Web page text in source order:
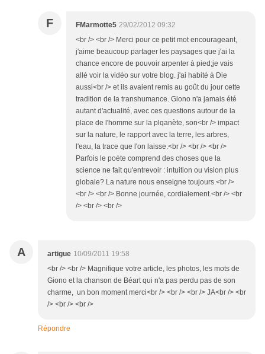
F FMarmotte5 29/02/2012 09:32
<br /> <br /> Merci pour ce petit mot encourageant,
j'aime beaucoup partager les paysages que j'ai la
chance encore de pouvoir arpenter à pied;je vais
allé voir la vidéo sur votre blog. j'ai habité à Die
aussi<br /> et ils avaient remis au goût du jour cette
tradition de la transhumance. Giono n'a jamais été
autant d'actualité, avec ces questions autour de la
place de l'homme sur la plqanète, son<br /> impact
sur la nature, le rapport avec la terre, les arbres,
l'eau, la trace que l'on laisse.<br /> <br /> <br />
Parfois le poète comprend des choses que la
science ne fait qu'entrevoir : intuition ou vision plus
globale? La nature nous enseigne toujours.<br />
<br /> <br /> Bonne journée, cordialement.<br /> <br
/> <br /> <br />
A artigue 10/09/2011 19:58
<br /> <br /> Magnifique votre article, les photos, les mots de
Giono et la chanson de Béart qui n'a pas perdu pas de son
charme, un bon moment merci<br /> <br /> <br /> JA<br /> <br
/> <br /> <br />
Répondre